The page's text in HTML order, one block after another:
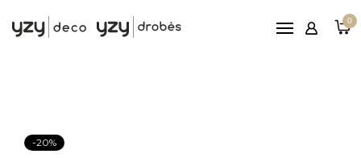
0
Printai
Patarimai
-20%